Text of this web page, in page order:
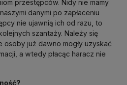
przestępców. Nidy nie mamy
danymi po zapłaceniu
nie ujawnią ich od razu, to
szantaży. Należy się
już dawno mogły uzyskać
a wtedy płacąc haracz nie